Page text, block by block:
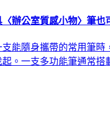
〈辦公室質感小物〉筆也
能隨身攜帶的常用筆時
起。一支多功能筆通常搭